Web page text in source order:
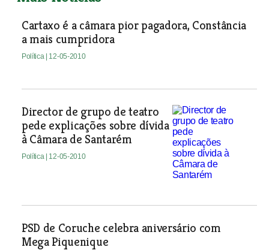
Cartaxo é a câmara pior pagadora, Constância
a mais cumpridora
Política | 12-05-2010
Director de grupo de teatro
pede explicações sobre dívida
à Câmara de Santarém
Política | 12-05-2010
PSD de Coruche celebra aniversário com
Mega Piquenique